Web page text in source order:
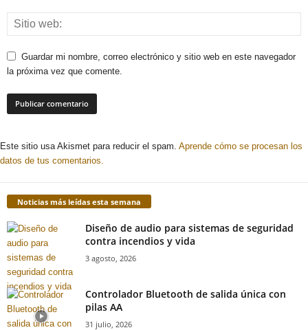
Guardar mi nombre, correo electrónico y sitio web en este navegador
la próxima vez que comente.
Este sitio usa Akismet para reducir el spam. Aprende cómo se procesan los
datos de tus comentarios.
Noticias más leídas esta semana
Diseño de audio para sistemas de seguridad
contra incendios y vida
3 agosto, 2026
Controlador Bluetooth de salida única con
pilas AA
31 julio, 2026